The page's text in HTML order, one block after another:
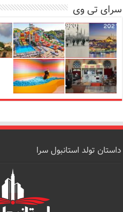
سرای تی وی
داستان تولد استانبول سرا